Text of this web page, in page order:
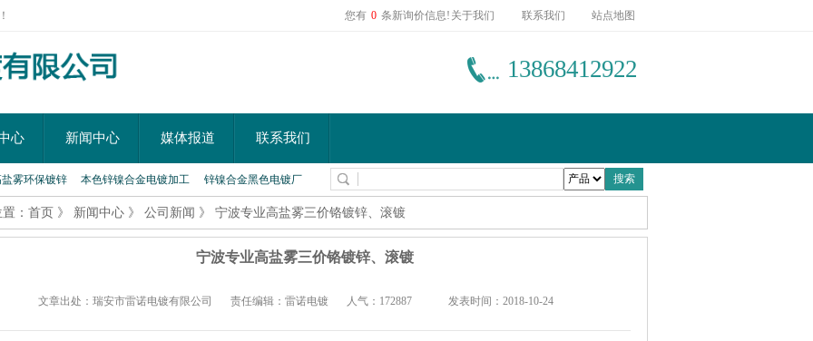
您有 0 条新询价信息! 关于我们 联系我们 站点地图
13868412922
心 新闻中心 媒体报道 联系我们
雾环保镀锌 本色锌镍合金电镀加工 锌镍合金黑色电镀厂
： 首页 》 新闻中心 》 公司新闻 》 宁波专业高盐雾三价铬镀锌、滚镀
宁波专业高盐雾三价铬镀锌、滚镀
文章出处：瑞安市雷诺电镀有限公司 责任编辑：雷诺电镀 人气：172887 发表时间：2018-10-24